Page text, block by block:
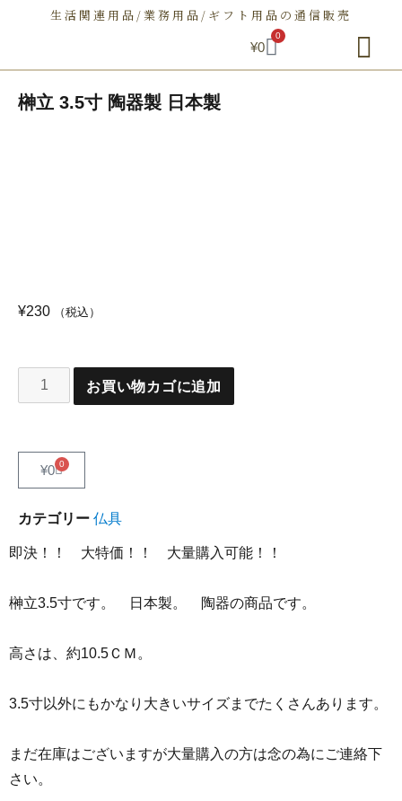
生活関連用品/業務用品/ギフト用品の通信販売
¥0
0
榊立 3.5寸 陶器製 日本製
¥230 （税込）
お買い物カゴに追加
¥0 0
カテゴリー 仏具
即決！！ 大特価！！ 大量購入可能！！
榊立3.5寸です。 日本製。 陶器の商品です。
高さは、約10.5ＣＭ。
3.5寸以外にもかなり大きいサイズまでたくさんあります。
まだ在庫はございますが大量購入の方は念の為にご連絡下
さい。